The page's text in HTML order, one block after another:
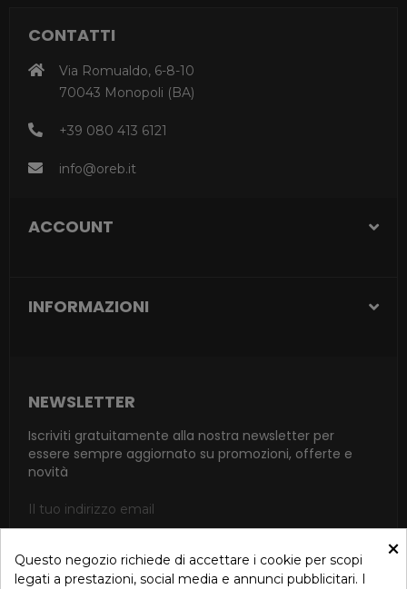
CONTATTI
Via Romualdo, 6-8-10
70043 Monopoli (BA)
+39 080 413 6121
info@oreb.it
ACCOUNT
INFORMAZIONI
NEWSLETTER
Iscriviti gratuitamente alla nostra newsletter per
essere sempre aggiornato su promozioni, offerte e
novità
ISCRIVITI
×
Questo negozio richiede di accettare i cookie per scopi
legati a prestazioni, social media e annunci pubblicitari. I